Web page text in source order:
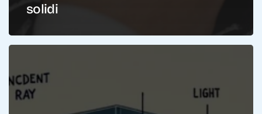
solidi